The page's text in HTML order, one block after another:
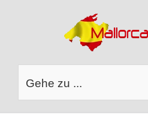
Gehe zu ...